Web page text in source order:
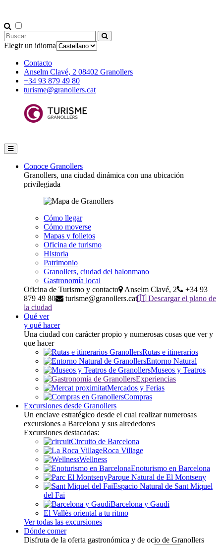
Elegir un idioma
Contacto
Anselm Clavé, 2 08402 Granollers
+34 93 879 49 80
turisme@granollers.cat
Conoce Granollers
Granollers, una ciudad dinámica con una ubicación
privilegiada
Cómo llegar
Cómo moverse
Mapas y folletos
Oficina de turismo
Historia
Patrimonio
Granollers, ciudad del balonmano
Gastronomía local
Oficina de Turismo y contacto
Anselm Clavé, 2
+34 93
879 49 80
turisme@granollers.cat
Descargar el plano de
la ciudad
Qué ver
y qué hacer
Una ciudad con carácter propio y numerosas cosas que ver y
que hacer
Rutas e itinerarios
Entorno Natural
Museos y Teatros
Experiencias
Mercados y Ferias
Compras
Excursiones desde Granollers
Un enclave estratégico desde el cual realizar numerosas
excursiones a Barcelona y sus alrededores
Excursiones destacadas:
Circuito de Barcelona
Roca Village
Wellness
Enoturismo en Barcelona
Parque Natural de El Montseny
Espacio Natural de Sant Miquel
del Fai
Barcelona y Gaudí
El Vallès oriental a tu ritmo
Ver todas las excursiones
Dónde comer
Disfruta de la oferta gastronómica y de ocio de Granollers